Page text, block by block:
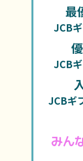
最
JCB
JCB
JCBギ
みん